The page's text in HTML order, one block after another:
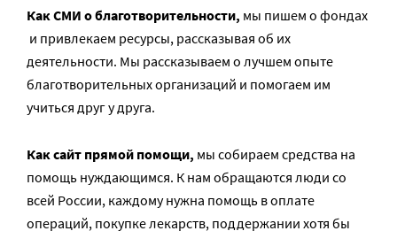
Как СМИ о благотворительности, мы пишем о фондах
и привлекаем ресурсы, рассказывая об их
деятельности. Мы рассказываем о лучшем опыте
благотворительных организаций и помогаем им
учиться друг у друга.
Как сайт прямой помощи, мы собираем средства на
помощь нуждающимся. К нам обращаются люди со
всей России, каждому нужна помощь в оплате
операций, покупке лекарств, поддержании хотя бы